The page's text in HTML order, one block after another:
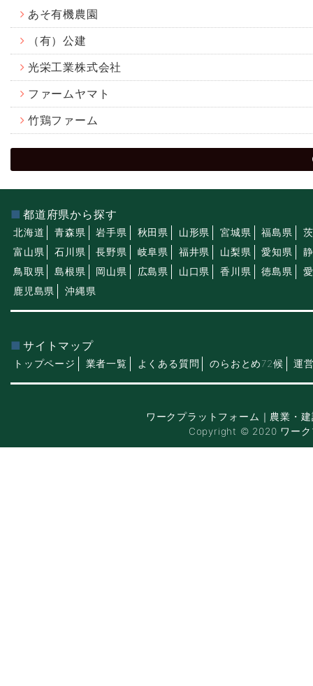
あそ有機農園
（有）公建
光栄工業株式会社
ファームヤマト
竹鶏ファーム
都道府県から探す
北海道 青森県 岩手県 秋田県 山形県 宮城県 福島県
富山県
石川県 長野県 岐阜県 福井県 山梨県 愛知県
鳥取県
島根県 岡山県 広島県 山口県 香川県 徳島県
鹿児島県
沖縄県
サイトマップ
トップページ 業者一覧 よくある質問 のらおとめ72候 運
ワークプラットフォーム｜農業・
Copyright © 2020 ワーク